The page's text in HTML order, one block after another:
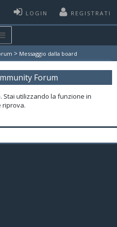
LOGIN REGISTRATI
> Messaggio dalla board
Forum
Stai utilizzando la funzione in
riprova.